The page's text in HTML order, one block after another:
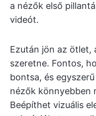
a nézők első
videót.
Ezután jön az ötlet,
szeretne. Fontos,
bontsa, és
nézők könnyebben
Beépíthet vizuális